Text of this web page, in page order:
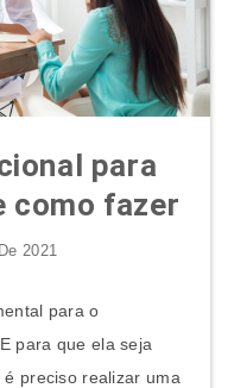
para
como fazer
2021
para o
para que ela seja
preciso realizar uma